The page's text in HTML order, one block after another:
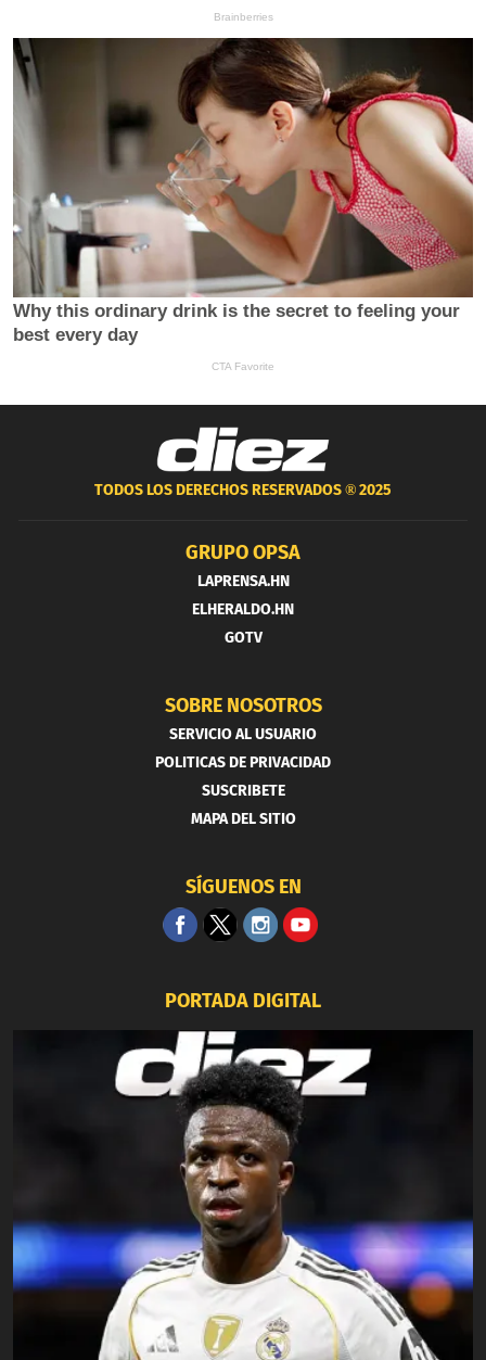
TODOS LOS DERECHOS RESERVADOS ®2025
GRUPO OPSA
LAPRENSA.HN
ELHERALDO.HN
GOTV
SOBRE NOSOTROS
SERVICIO AL USUARIO
POLITICAS DE PRIVACIDAD
SUSCRIBETE
MAPA DEL SITIO
SÍGUENOS EN
PORTADA DIGITAL